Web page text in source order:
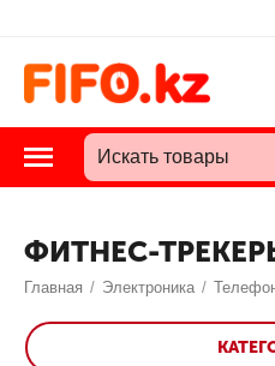
ФИТНЕС-
Главная / Электроника /